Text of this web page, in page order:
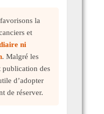
la
et
ni
. Malgré les
publication des
d’adopter
de réserver.